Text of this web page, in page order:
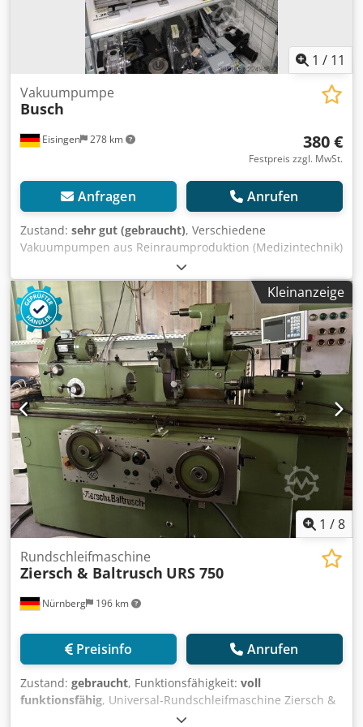
1 / 11
Eisingen 278 km
Vakuumpumpe
Busch
380 €
Festpreis zzgl. MwSt.
Anfragen Anrufen
Zustand: sehr gut (gebraucht), Verschiedene
Vakuumpumpen aus Reinraumproduktion (Medizintechnik)
Cedpszrtzpjfx Ab Ajrf Zum Verkauf stehen verschiedene
Vakuumpumpen aus einer Reinraumproduktion der
Medizintechnik. Die Pumpen stammen aus einer
Betriebsauflösung bzw. Firmenverlagerung und wurden
unter Reinraumbedingungen eingesetzt. Weitere
Informationen und Bilder erhalten Sie gerne auf Anfrage.
Besichtigung nach Absprache möglich.
Kleinanzeige
1 /8
Nürnberg 196 km
Rundschleifmaschine
Ziersch & Baltrusch URS 750
Preisinfo Anrufen
Zustand: gebraucht, Funktionsfähigkeit: voll
funktionsfähig, Universal-Rundschleifmaschine Ziersch &
Baltrusch URS 750 (Baujahr 1984) aus einer